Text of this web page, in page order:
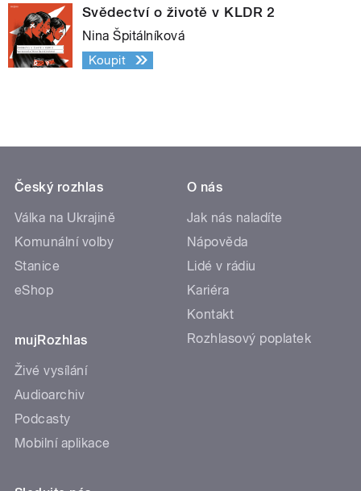
Svědectví o životě v KLDR 2
Nina Špitálníková
Koupit
Český rozhlas
Válka na Ukrajině
Komunální volby
Stanice
eShop
mujRozhlas
Živé vysílání
Audioarchiv
Podcasty
Mobilní aplikace
O nás
Jak nás naladíte
Nápověda
Lidé v rádiu
Kariéra
Kontakt
Rozhlasový poplatek